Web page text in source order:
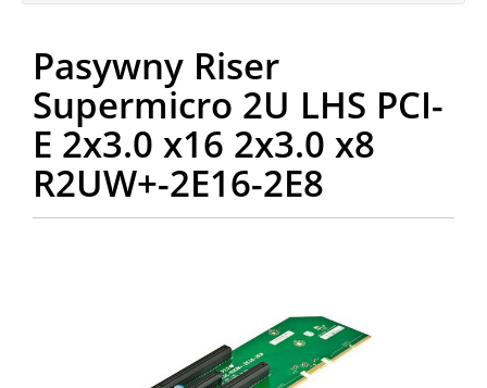
Pasywny Riser
Supermicro 2U LHS PCI-
E 2x3.0 x16 2x3.0 x8
R2UW+-2E16-2E8